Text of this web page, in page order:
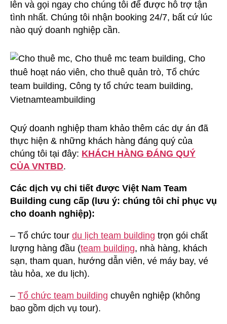
lên và gọi ngay cho chúng tôi để được hỗ trợ tận
tình nhất. Chúng tôi nhận booking 24/7, bất cứ lúc
nào quý doanh nghiệp cần.
Quý doanh nghiệp tham khảo thêm các dự án đã
thực hiện & những khách hàng đáng quý của
chúng tôi tại đây: KHÁCH HÀNG ĐÁNG QUÝ
CỦA VNTBD.
Các dịch vụ chi tiết được Việt Nam Team
Building cung cấp (lưu ý: chúng tôi chỉ phục vụ
cho doanh nghiệp):
– Tổ chức tour du lịch team building trọn gói chất
lượng hàng đầu (team building, nhà hàng, khách
sạn, tham quan, hướng dẫn viên, vé máy bay, vé
tàu hỏa, xe du lịch).
– Tổ chức team building chuyên nghiệp (không
bao gồm dịch vụ tour).